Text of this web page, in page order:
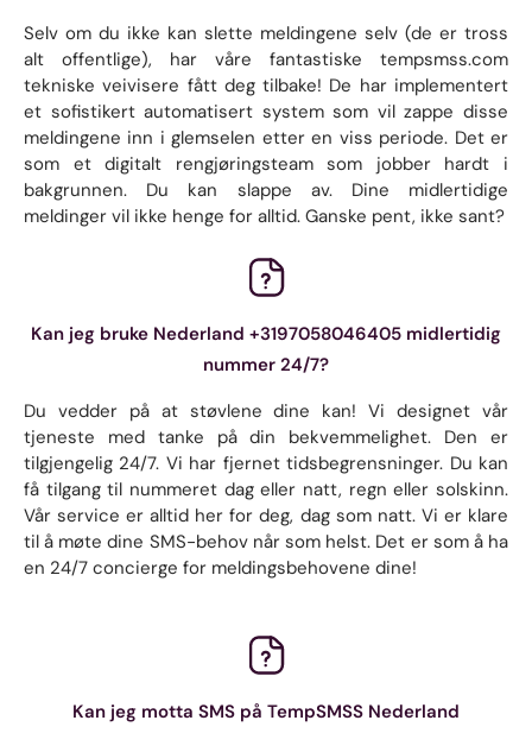
Selv om du ikke kan slette meldingene selv (de er tross
alt offentlige), har våre fantastiske tempsmss.com
tekniske veivisere fått deg tilbake! De har implementert
et sofistikert automatisert system som vil zappe disse
meldingene inn i glemselen etter en viss periode. Det er
som et digitalt rengjøringsteam som jobber hardt i
bakgrunnen. Du kan slappe av. Dine midlertidige
meldinger vil ikke henge for alltid. Ganske pent, ikke sant?
Kan jeg bruke Nederland +3197058046405 midlertidig
nummer 24/7?
Du vedder på at støvlene dine kan! Vi designet vår
tjeneste med tanke på din bekvemmelighet. Den er
tilgjengelig 24/7. Vi har fjernet tidsbegrensninger. Du kan
få tilgang til nummeret dag eller natt, regn eller solskinn.
Vår service er alltid her for deg, dag som natt. Vi er klare
til å møte dine SMS-behov når som helst. Det er som å ha
en 24/7 concierge for meldingsbehovene dine!
Kan jeg motta SMS på TempSMSS Nederland